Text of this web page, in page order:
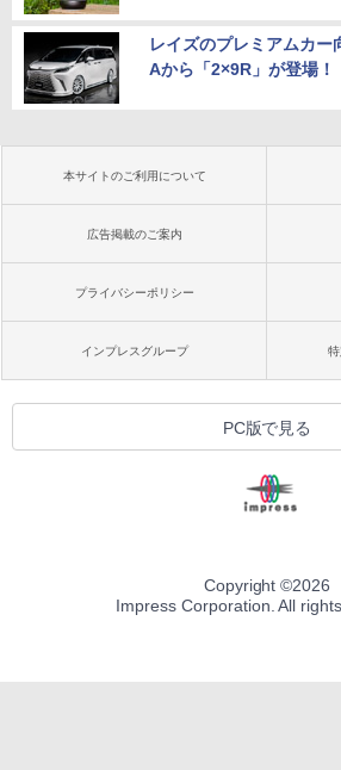
レイズのプレミアムカー
Aから「2×9R」が登場！
本サイトのご利用について
広告掲載のご案内
プライバシーポリシー
インプレスグループ
PC版で見る
Copyright ©2026
Impress Corporation. All